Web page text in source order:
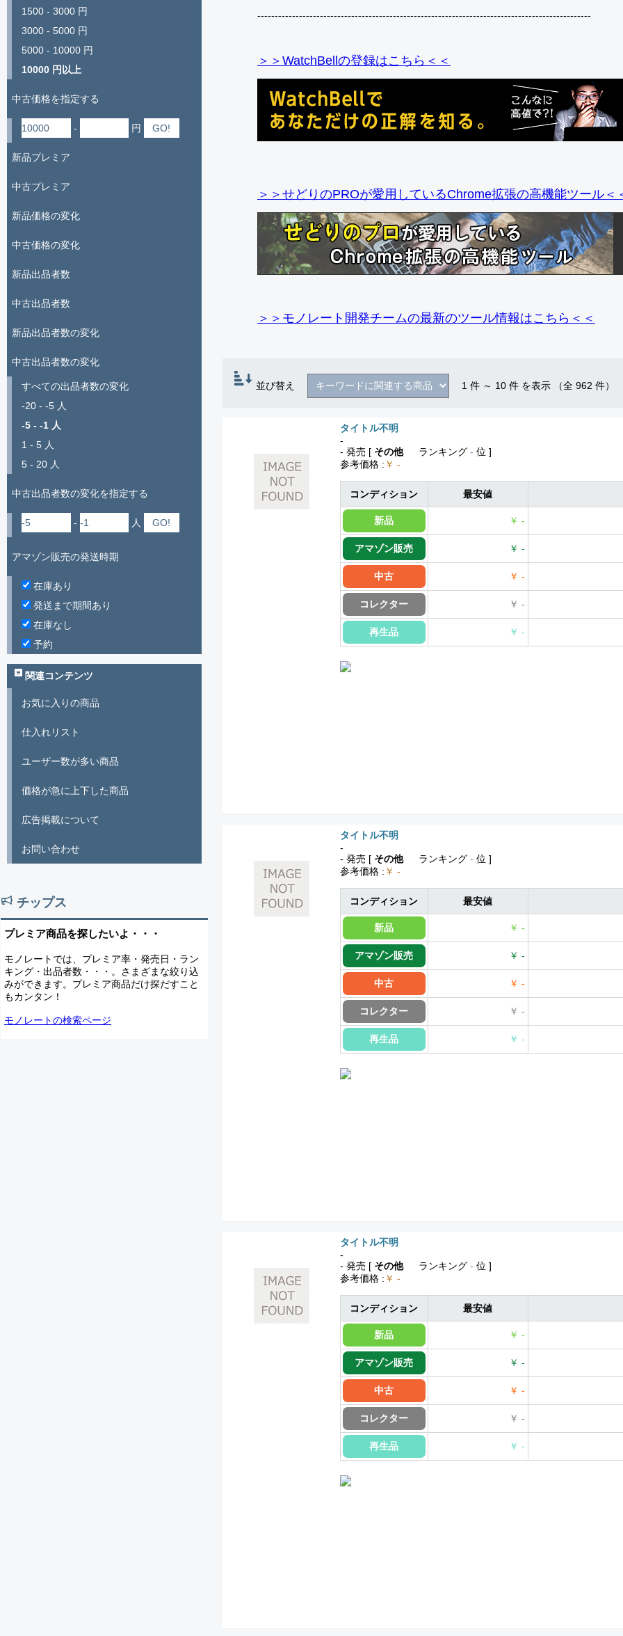
------------------------------------------------------------------------------------------------
＞＞WatchBellの登録はこちら＜＜
＞＞せどりのPROが愛用しているChrome拡張の高機能ツール＜
＞＞モノレート開発チームの最新のツール情報はこちら＜＜
並び替え 1 件 ～ 10 件 を表示 （全 962 件）
タイトル不明
-
- 発売 [ その他 ランキング - 位 ]
参考価格 : ￥ -
コンディション 最安値
新品 ￥ -
アマゾン販売 ￥ -
中古 ￥ -
コレクター ￥ -
再生品 ￥ -
タイトル不明
-
- 発売 [ その他 ランキング - 位 ]
参考価格 : ￥ -
コンディション 最安値
新品 ￥ -
アマゾン販売 ￥ -
中古 ￥ -
コレクター ￥ -
再生品 ￥ -
タイトル不明
-
- 発売 [ その他 ランキング - 位 ]
参考価格 : ￥ -
コンディション 最安値
新品 ￥ -
アマゾン販売 ￥ -
中古 ￥ -
コレクター ￥ -
再生品 ￥ -
1500 - 3000 円
3000 - 5000 円
5000 - 10000 円
10000 円以上
中古価格を指定する
- 円
新品プレミア
中古プレミア
新品価格の変化
中古価格の変化
新品出品者数
中古出品者数
新品出品者数の変化
中古出品者数の変化
すべての出品者数の変化
-20 - -5 人
-5 - -1 人
1 - 5 人
5 - 20 人
中古出品者数の変化を指定する
- 人
アマゾン販売の発送時期
在庫あり
発送まで期間あり
在庫なし
予約
関連コンテンツ
お気に入りの商品
仕入れリスト
ユーザー数が多い商品
価格が急に上下した商品
広告掲載について
お問い合わせ
チップス
プレミア商品を探したいよ・・・
モノレートでは、プレミア率・発売日・ラン
キング・出品者数・・・。さまざまな絞り込
みができます。プレミア商品だけ探だすこと
もカンタン！
モノレートの検索ページ